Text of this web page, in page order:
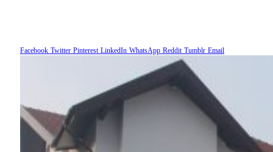
Facebook Twitter Pinterest LinkedIn WhatsApp Reddit Tumblr Email